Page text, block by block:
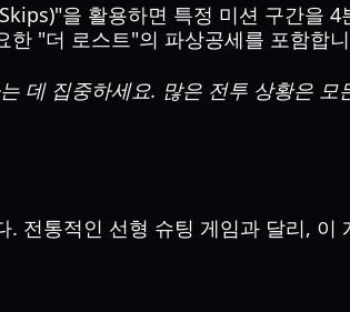
을 활용하면 특정 미션 구간을
"더 로스트"의 파상공세를 포함합
데 집중하세요. 많은 전투 상황은
. 전통적인 선형 슈팅 게임과 달리, 이